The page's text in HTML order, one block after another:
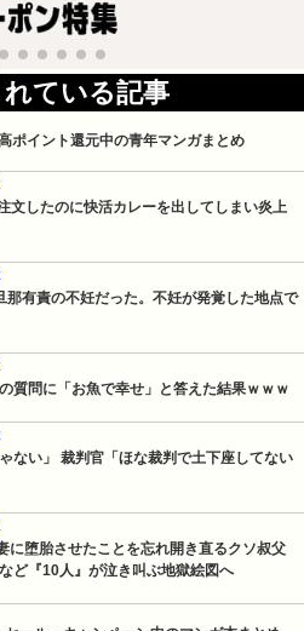
ている記事
ポイント還元中の青年マンガまとめ
文したのに快活カレーを出してしまい炎上
有責の不妊だった。不妊が発覚した地点で
質問に「お魚で幸せ」と答えた結果ｗｗｗ
ない」 裁判官「ほな裁判で土下座してない
に堕胎させたことを忘れ開き直るクソ叔父
ど『10人』が泣き叫ぶ地獄絵図へ